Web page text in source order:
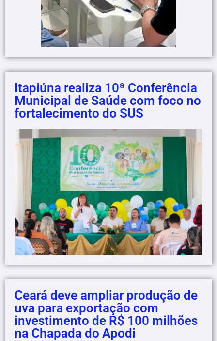
Itapiúna realiza 10ª Conferência
Municipal de Saúde com foco no
fortalecimento do SUS
Ceará deve ampliar produção de
uva para exportação com
investimento de R$ 100 milhões
na Chapada do Apodi